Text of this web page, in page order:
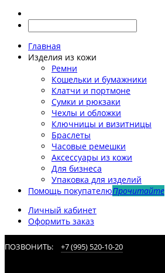
Главная
Изделия из кожи
Ремни
Кошельки и бумажники
Клатчи и портмоне
Сумки и рюкзаки
Чехлы и обложки
Ключницы и визитницы
Браслеты
Часовые ремешки
Аксессуары из кожи
Для бизнеса
Упаковка для изделий
Помощь покупателюПрочитайте
Личный кабинет
Оформить заказ
ПОЗВОНИТЬ: +7 (995) 520-10-20